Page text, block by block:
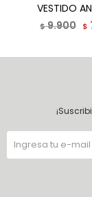
VESTIDO
$9.900 $